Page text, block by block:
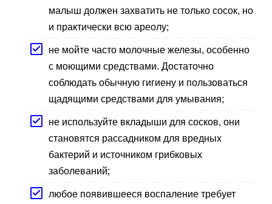
малыш должен захватить не только сосок, но
и практически всю ареолу;
не мойте часто молочные железы, особенно
с моющими средствами. Достаточно
соблюдать обычную гигиену и пользоваться
щадящими средствами для умывания;
не используйте вкладыши для сосков, они
становятся рассадником для вредных
бактерий и источником грибковых
заболеваний;
любое появившееся воспаление требует